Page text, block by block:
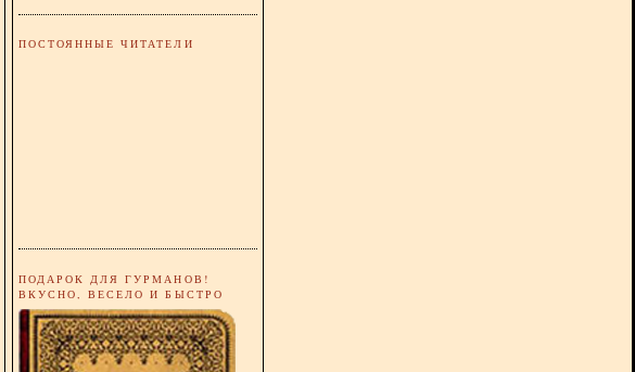
ПОСТОЯННЫЕ ЧИТАТЕЛИ
ПОДАРОК ДЛЯ ГУРМАНОВ!
ВКУСНО, ВЕСЕЛО И БЫСТРО